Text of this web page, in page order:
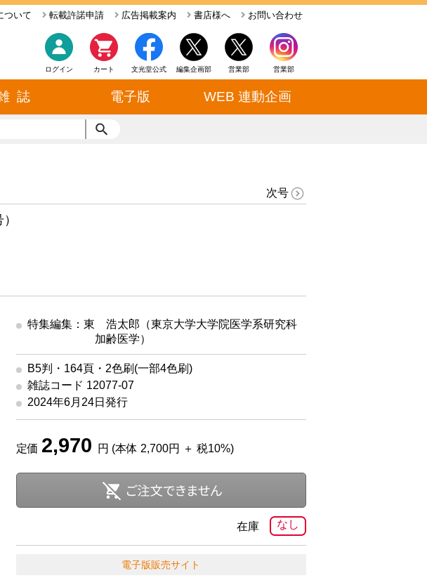
お問い合わせ
書店様へ
広告掲載案内
転載許諾申請
ついて
営業部
営業部
編集企画部
文光堂公式
カート
ログイン
誌 電子版 WEB 連動企画
次号
特集編集：東 浩太郎（東京大学大学院医学系研究科
加齢医学）
B5判・164頁・2色刷(一部4色刷)
雑誌コード 12077-07
2024年6月24日発行
定価 2,970 円 (本体 2,700円 ＋ 税10%)
なし
在庫
電子版販売サイト